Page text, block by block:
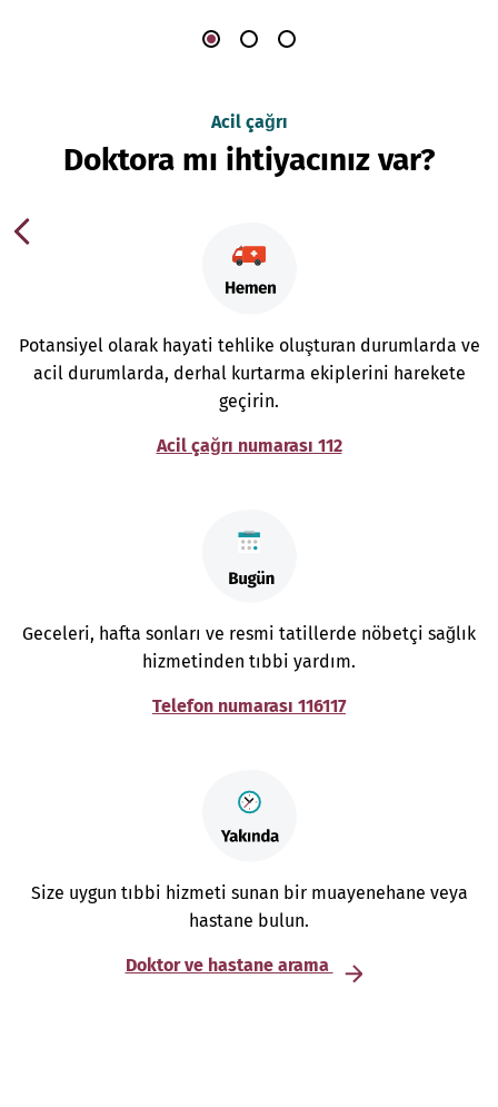
Acil çağrı
Doktora mı ihtiyacınız var?
Potansiyel olarak hayati tehlike oluşturan durumlarda ve
acil durumlarda, derhal kurtarma ekiplerini harekete
geçirin.
Acil çağrı numarası 112
Geceleri, hafta sonları ve resmi tatillerde nöbetçi sağlık
hizmetinden tıbbi yardım.
Telefon numarası 116117
Size uygun tıbbi hizmeti sunan bir muayenehane veya
hastane bulun.
Doktor ve hastane arama